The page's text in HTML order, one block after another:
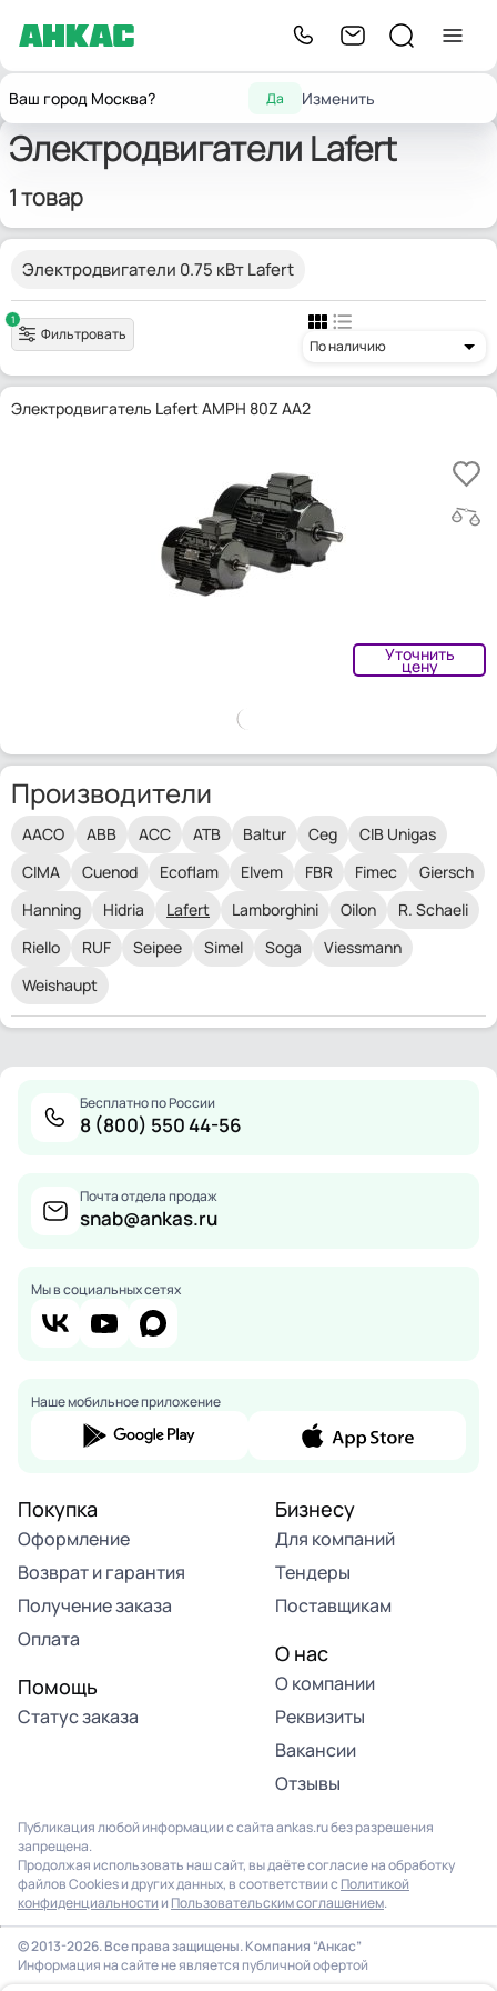
Ваш город Москва? Да Изменить
ГлавнаяЗапчасти для горелок Электродвигатели
Электродвигатели Lafert
1 товар
Электродвигатели 0.75 кВт Lafert
1
Фильтровать
По наличию
Электродвигатель Lafert AMPH 80Z AA2
Уточнить
цену
Производители
AACO ABB ACC ATB Baltur Ceg
CIB Unigas
CIMA
Cuenod Ecoflam Elvem FBR Fimec
Giersch
Hanning
Hidria Lafert Lamborghini Oilon
R. Schaeli
Riello
RUF Seipee Simel Soga
Viessmann
Weishaupt
Бесплатно по России
8 (800) 550 44-56
Почта отдела продаж
snab@ankas.ru
Мы в социальных сетях
Наше мобильное приложение
Покупка
Оформление
Возврат и гарантия
Получение заказа
Оплата
Помощь
Статус заказа
Бизнесу
Для компаний
Тендеры
Поставщикам
О нас
О компании
Реквизиты
Вакансии
Отзывы
Публикация любой информации с сайта ankas.ru без разрешения
запрещена.
Продолжая использовать наш сайт, вы даёте согласие на обработку
файлов Cookies и других данных, в соответствии с Политикой
конфиденциальности и Пользовательским соглашением.
© 2013-2026. Все права защищены. Компания “Анкас”
Информация на сайте не является публичной офертой